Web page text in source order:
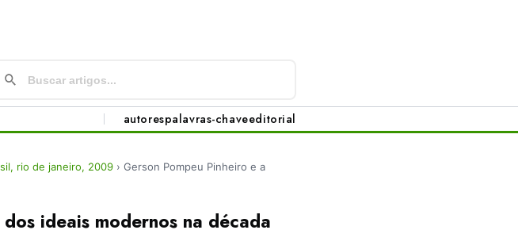
autorespalavras-chaveeditorial
rio de janeiro, 2009 › Gerson Pompeu Pinheiro e a
ideais modernos na década